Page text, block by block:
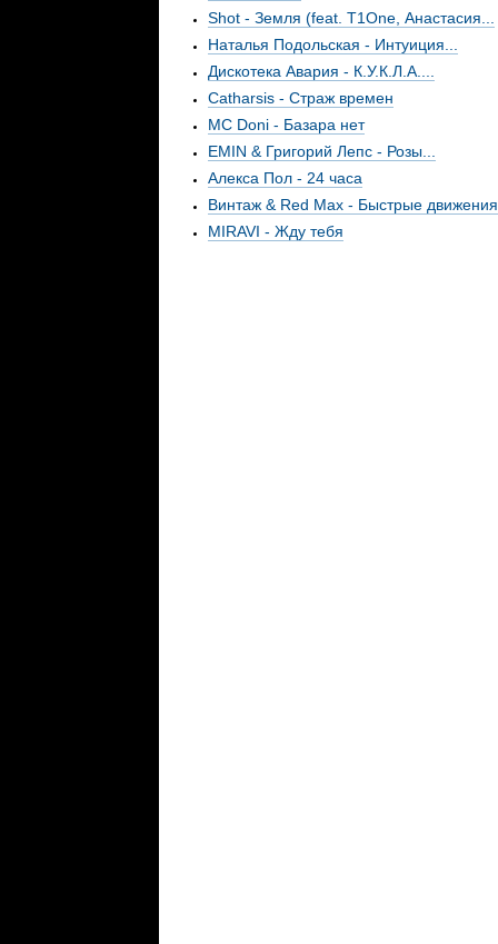
Shot - Земля (feat. T1One, Анастасия...
Наталья Подольская - Интуиция...
Дискотека Авария - К.У.К.Л.А....
Сatharsis - Страж времен
MC Doni - Базара нет
EMIN & Григорий Лепс - Розы...
Алекса Пол - 24 часа
Винтаж & Red Max - Быстрые
MIRAVI - Жду тебя